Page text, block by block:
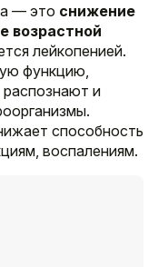
— это снижение
возрастной
лейкопенией.
функцию,
и
способность
воспалениям.